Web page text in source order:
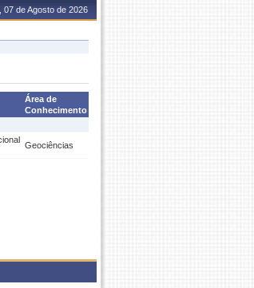
07 de Agosto de 2026
Área de
Conhecimento
Geociências